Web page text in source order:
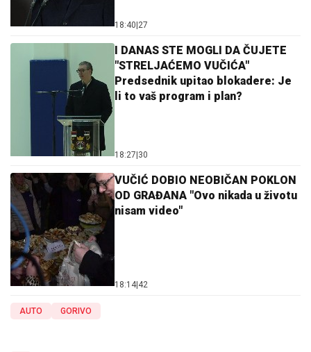
18:40 27
I DANAS STE MOGLI DA ČUJETE
"STRELJAĆEMO VUČIĆA"
Predsednik upitao blokadere: Je
li to vaš program i plan?
18:27 30
VUČIĆ DOBIO NEOBIČAN POKLON
OD GRAĐANA "Ovo nikada u životu
nisam video"
18:14 42
AUTO GORIVO